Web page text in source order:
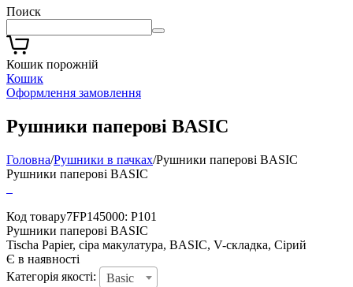
Поиск
Кошик порожній
Кошик
Оформлення замовлення
Рушники паперові BASIC
Головна/Рушники в пачках/Рушники паперові BASIC
Рушники паперові BASIC
Код товару7FP145000: P101
Рушники паперові BASIC
Tischa Papier, сіра макулатура, BASIC, V-складка, Сірий
Є в наявності
Категорія якості:
Basic